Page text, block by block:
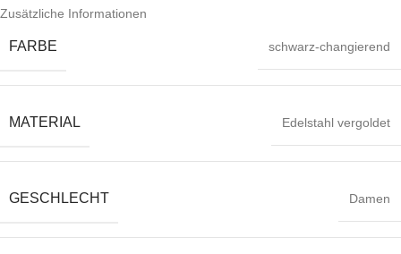
Zusätzliche Informationen
FARBE schwarz-changierend
MATERIAL Edelstahl vergoldet
GESCHLECHT Damen